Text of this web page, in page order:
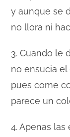
y aunque se
no llora ni
3. Cuando le
no ensucia
pues come
parece un
4. Apenas las